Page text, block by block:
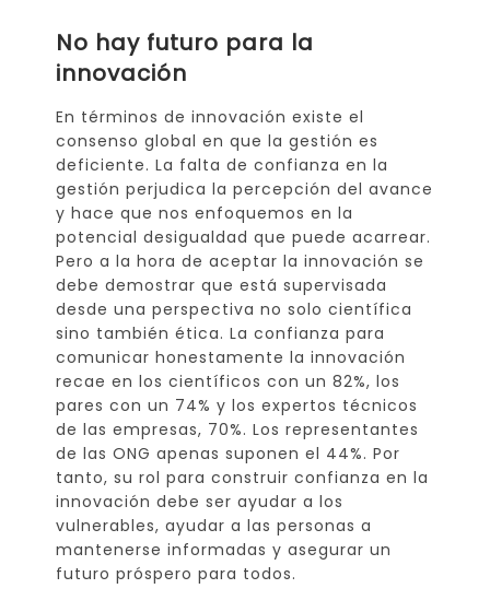
No hay futuro para la
innovación
En términos de innovación existe el
consenso global en que la gestión es
deficiente. La falta de confianza en la
gestión perjudica la percepción del avance
y hace que nos enfoquemos en la
potencial desigualdad que puede acarrear.
Pero a la hora de aceptar la innovación se
debe demostrar que está supervisada
desde una perspectiva no solo científica
sino también ética. La confianza para
comunicar honestamente la innovación
recae en los científicos con un 82%, los
pares con un 74% y los expertos técnicos
de las empresas, 70%. Los representantes
de las ONG apenas suponen el 44%. Por
tanto, su rol para construir confianza en la
innovación debe ser ayudar a los
vulnerables, ayudar a las personas a
mantenerse informadas y asegurar un
futuro próspero para todos.